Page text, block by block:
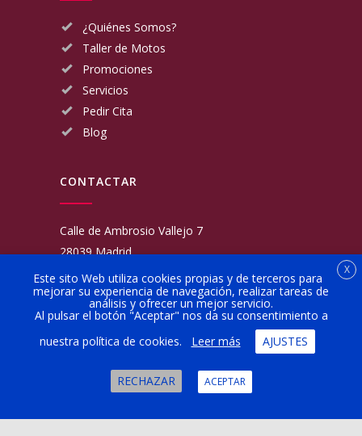
¿Quiénes Somos?
Taller de Motos
Promociones
Servicios
Pedir Cita
Blog
CONTACTAR
Calle de Ambrosio Vallejo 7
28039 Madrid
Fijo:
913 117 462
Movil:
676 566 970
administracion@talleresgarciamartinezehijos.com
Lun a Vier:
9:00 a 14:00
16:00 a 20:00
X
Este sito Web utiliza cookies propias y de terceros para
mejorar su experiencia de navegación, realizar tareas de
análisis y ofrecer un mejor servicio.
Al pulsar el botón "Aceptar" nos da su consentimiento a
nuestra política de cookies.
Leer más AJUSTES
RECHAZAR ACEPTAR